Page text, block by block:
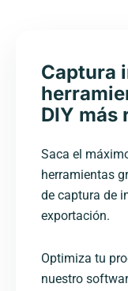
Captura
DIY más
Saca el
herramientas
de captura de
exportación.
Optimiza tu
nuestro